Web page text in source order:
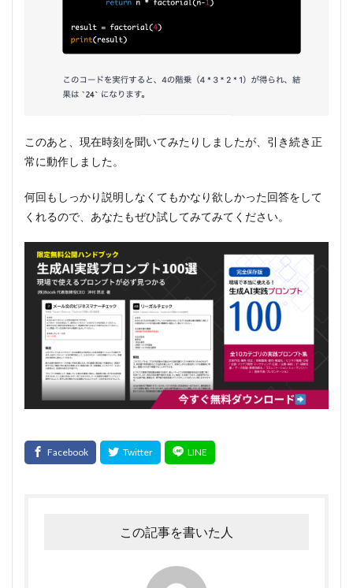
このあと、現在時刻を聞いてみたりしましたが、引き続き正
常に動作しました。
何回もしっかり説明しなくてもかなり欲しかった回答をして
くれるので、あなたもぜひ試してみてみてください。
この記事を書いた人